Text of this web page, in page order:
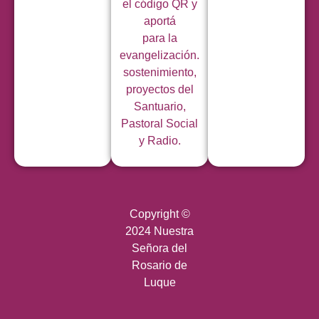
el código QR y
aportá
para la
evangelización.
sostenimiento,
proyectos del
Santuario,
Pastoral Social
y Radio.
Copyright ©
2024 Nuestra
Señora del
Rosario de
Luque